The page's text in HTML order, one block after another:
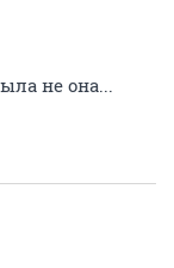
не она...